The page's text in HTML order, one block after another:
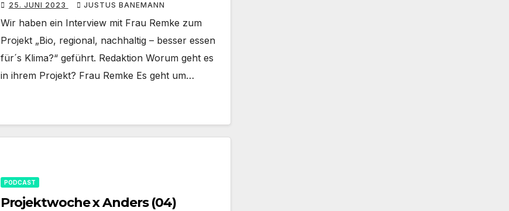
25. JUNI 2023 JUSTUS BANEMANN
Wir haben ein Interview mit Frau Remke zum
Projekt „Bio, regional, nachhaltig – besser essen
für´s Klima?“ geführt. Redaktion Worum geht es
in ihrem Projekt? Frau Remke Es geht um…
PODCAST
Projektwoche x Anders (04)